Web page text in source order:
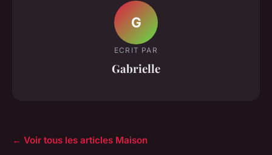
G
ECRIT PAR
Gabrielle
← Voir tous les articles Maison